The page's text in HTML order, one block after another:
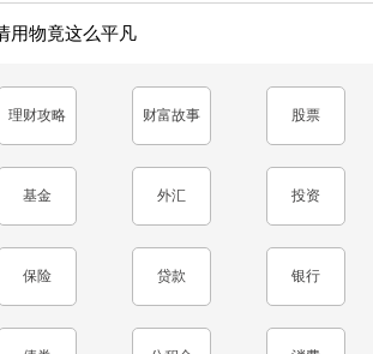
用物竟这么平凡
理财攻略 财富故事 股票
基金 外汇 投资
保险 贷款 银行